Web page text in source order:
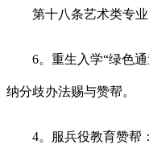
第十八条艺术类专业，
6。重生入学“绿色通
纳分歧办法赐与赞帮。
4。服兵役教育赞帮：